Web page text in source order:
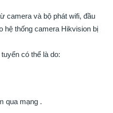
camera và bộ phát wifi, đầu
hệ thống camera Hikvision bị
có thể là do:
qua mạng .